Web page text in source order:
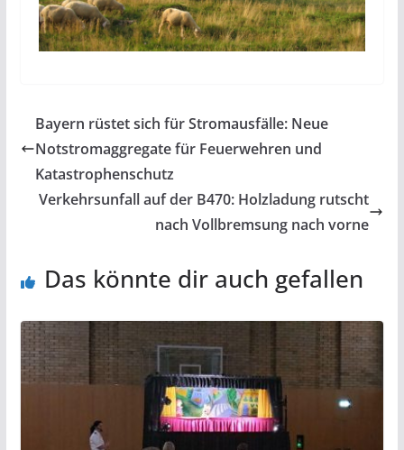
Bayern rüstet sich für Stromausfälle: Neue
Notstromaggregate für Feuerwehren und
Katastrophenschutz
Verkehrsunfall auf der B470: Holzladung rutscht
nach Vollbremsung nach vorne
Das könnte dir auch gefallen